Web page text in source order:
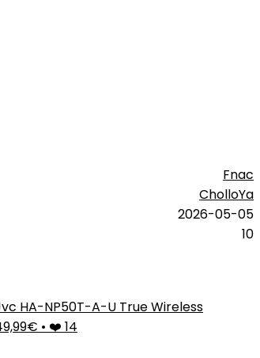
Fnac
CholloYa
2026-05-05
10
HA-NP50T-A-U True Wireless
• ❤️ 14